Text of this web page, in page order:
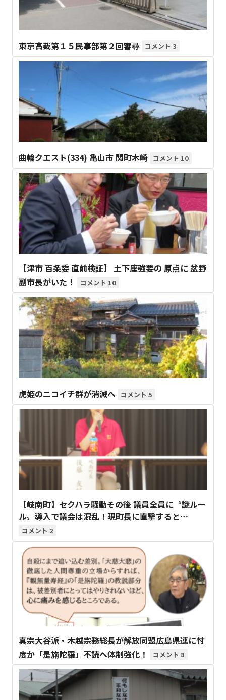
東京高裁第１５民事部第２回審尋 3
曲輪クエスト(334) 亀山市 関町木崎 10
【津市 百条委 直前検証】 土下座強要の 原点に 盆野
副市長がいた！
10
虎姫のニコイチ群が消滅へ 5
【岐南町】セクハラ騒動その後 議員全員に〝謎ルー
ル〟導入で議会は混乱！現町長に直撃すると…
2
真宗大谷派・木越宗務総長が解放同盟広島県連に忖
度か「是旃陀羅」不読へ体制強化！
8